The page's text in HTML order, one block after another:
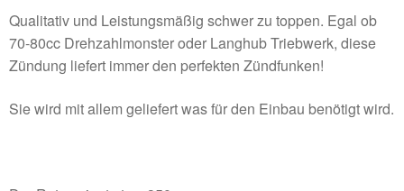
Qualitativ und Leistungsmäßig schwer zu toppen. Egal ob
70-80cc Drehzahlmonster oder Langhub Triebwerk, diese
Zündung liefert immer den perfekten Zündfunken!
Sie wird mit allem geliefert was für den Einbau benötigt wird.